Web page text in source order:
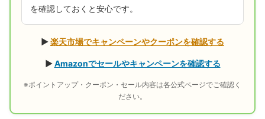
を確認しておくと安心です。
▶楽天市場でキャンペーンやクーポンを確認する
▶Amazonでセールやキャンペーンを確認する
※ポイントアップ・クーポン・セール内容は各公式ページでご確認く
ださい。